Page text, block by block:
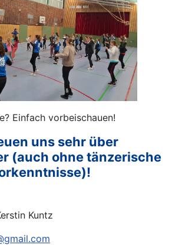
Einfach vorbeischauen!
uns sehr über
(auch ohne tänzerische
Kuntz